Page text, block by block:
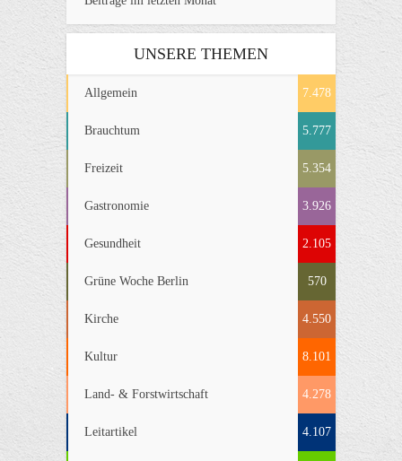
UNSERE THEMEN
Allgemein 7.478
Brauchtum 5.777
Freizeit 5.354
Gastronomie 3.926
Gesundheit 2.105
Grüne Woche Berlin 570
Kirche 4.550
Kultur 8.101
Land- & Forstwirtschaft 4.278
Leitartikel 4.107